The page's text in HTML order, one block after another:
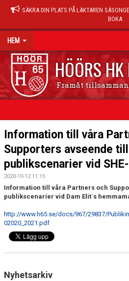
SÄKRA DIN PLATS PÅ LÄKTAREN
BOKA
HEM
HÖÖRS
Framåt
HEM
NYHETER
KALENDER
MATCHER
TRÄNINGSTIDER
MEDLEMSAVGIFTER 2026/2027
HANDBOLLSAKADEMIN
Information till våra
Supporters avseende
publikscenarier vid
2020-10-12 11:15
Information till våra Partners och
publikscenarier vid Dam Elit´s
http://www.h65.se/docs/967/29837/
02020_2021.pdf
Nyhetsarkiv